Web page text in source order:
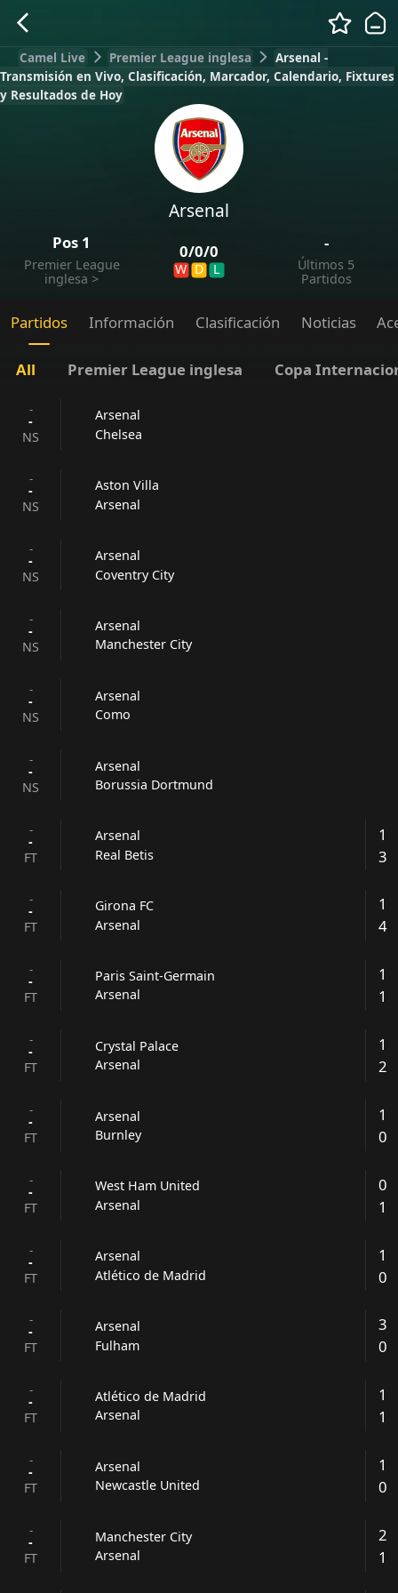
Camel Live Premier League inglesa
Arsenal -
Transmisión en Vivo, Clasificación, Marcador, Calendario, Fixtures
y Resultados de Hoy
Arsenal
Pos 1
Premier League
inglesa >
0/0/0
W D L
-
Últimos 5
Partidos
Partidos Información Clasificación Noticias
All Premier League inglesa Copa
-
-
NS
Arsenal
Chelsea
-
-
NS
Aston Villa
Arsenal
-
-
NS
Arsenal
Coventry City
-
-
NS
Arsenal
Manchester City
-
-
NS
Arsenal
Como
-
-
NS
Arsenal
Borussia Dortmund
-
-
FT
Arsenal
Real Betis
1
3
-
-
FT
Girona FC
Arsenal
1
4
-
-
FT
Paris Saint-Germain
Arsenal
1
1
-
-
FT
Crystal Palace
Arsenal
1
2
-
-
FT
Arsenal
Burnley
1
0
-
-
FT
West Ham United
Arsenal
0
1
-
-
FT
Arsenal
Atlético de Madrid
1
0
-
-
FT
Arsenal
Fulham
3
0
-
-
FT
Atlético de Madrid
Arsenal
1
1
-
-
FT
Arsenal
Newcastle United
1
0
-
-
FT
Manchester City
Arsenal
2
1